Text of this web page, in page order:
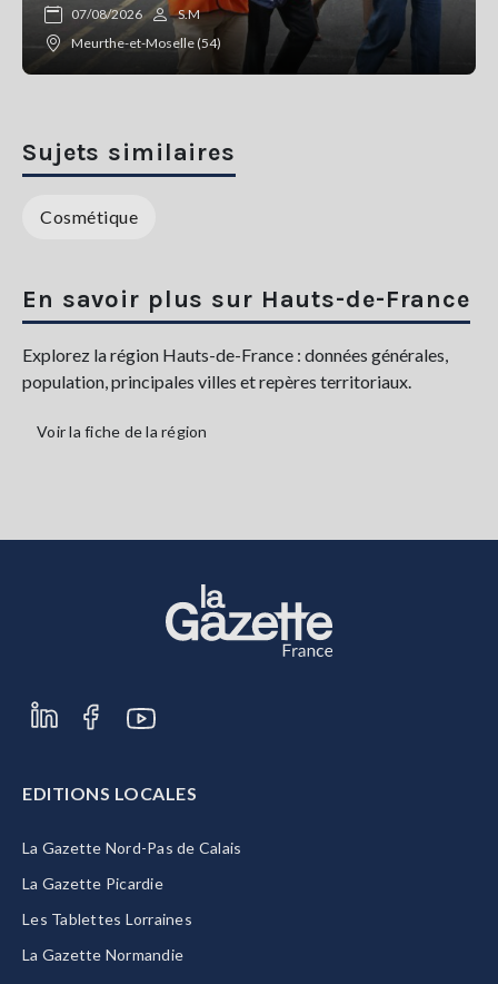
07/08/2026
S.M
Meurthe-et-Moselle (54)
Sujets similaires
Cosmétique
En savoir plus sur Hauts-de-France
Explorez la région Hauts-de-France : données générales,
population, principales villes et repères territoriaux.
Voir la fiche de la région
EDITIONS LOCALES
La Gazette Nord-Pas de Calais
La Gazette Picardie
Les Tablettes Lorraines
La Gazette Normandie